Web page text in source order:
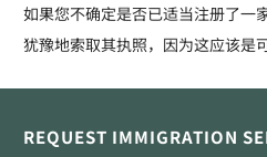
如果您不确定是否已适当注册了一
犹豫地索取其执照，因为这应该是
REQUEST IMMIGRATION